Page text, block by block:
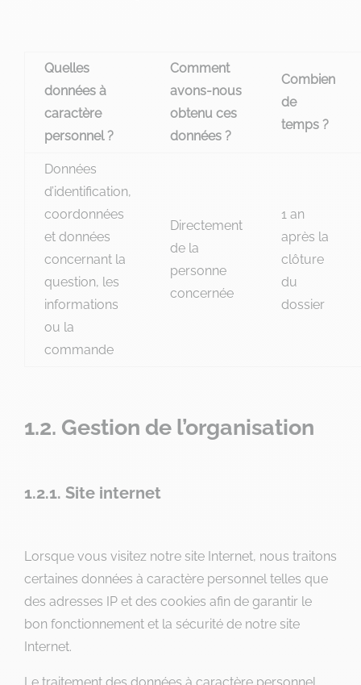
Quelles
données à
caractère
personnel ?
Comment
avons-nous
obtenu ces
données ?
Combien
de
temps ?
Données
d’identification,
coordonnées
et données
concernant la
question, les
informations
ou la
commande
Directement
de la
personne
concernée
1 an
après la
clôture
du
dossier
1.2. Gestion de l’organisation
1.2.1. Site internet
Lorsque vous visitez notre site Internet, nous traitons
certaines données à caractère personnel telles que
des adresses IP et des cookies afin de garantir le
bon fonctionnement et la sécurité de notre site
Internet.